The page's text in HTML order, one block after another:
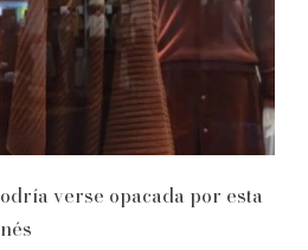
verse opacada por esta